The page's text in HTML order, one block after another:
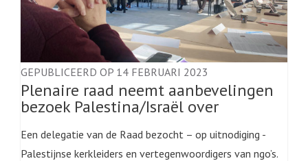
GEPUBLICEERD OP 14 FEBRUARI 2023
Plenaire raad neemt aanbevelingen
bezoek Palestina/Israël over
Een delegatie van de Raad bezocht – op uitnodiging -
Palestijnse kerkleiders en vertegenwoordigers van ngo’s.